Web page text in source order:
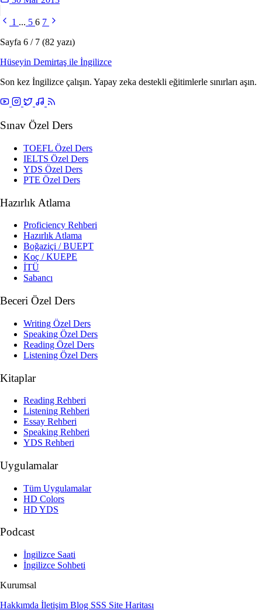
1 ... 5 6 7
Sayfa 6 / 7 (82 yazı)
Hüseyin Demirtaş ile İngilizce
Son kez İngilizce çalışın. Yapay zeka destekli eğitimlerle sınırları aşın.
Sınav Özel Ders
TOEFL Özel Ders
IELTS Özel Ders
YDS Özel Ders
PTE Özel Ders
Hazırlık Atlama
Proficiency Rehberi
Hazırlık Atlama
Boğaziçi / BUEPT
Koç / KUEPE
İTÜ
Sabancı
Beceri Özel Ders
Writing Özel Ders
Speaking Özel Ders
Reading Özel Ders
Listening Özel Ders
Kitaplar
Reading Rehberi
Listening Rehberi
Essay Rehberi
Speaking Rehberi
YDS Rehberi
Uygulamalar
Tüm Uygulamalar
HD Colors
HD YDS
Podcast
İngilizce Saati
İngilizce Sohbeti
Kurumsal
Hakkımda İletişim Blog SSS Site Haritası